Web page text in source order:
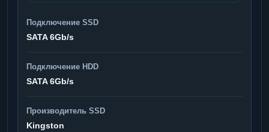
Подключение SSD
SATA 6Gb/s
Подключение HDD
SATA 6Gb/s
Производитель SSD
Kingston